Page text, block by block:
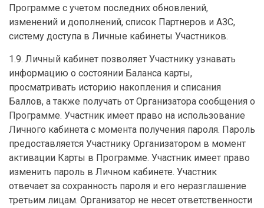
Программе с учетом последних обновлений,
изменений и дополнений, список Партнеров и АЗС,
систему доступа в Личные кабинеты Участников.
1.9. Личный кабинет позволяет Участнику узнавать
информацию о состоянии Баланса карты,
просматривать историю накопления и списания
Баллов, а также получать от Организатора сообщения о
Программе. Участник имеет право на использование
Личного кабинета с момента получения пароля. Пароль
предоставляется Участнику Организатором в момент
активации Карты в Программе. Участник имеет право
изменить пароль в Личном кабинете. Участник
отвечает за сохранность пароля и его неразглашение
третьим лицам. Организатор не несет ответственности